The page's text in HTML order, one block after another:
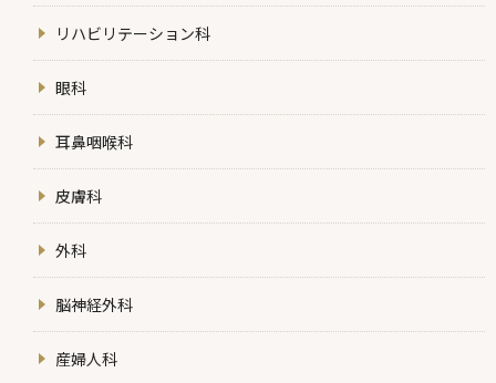
リハビリテーション科
眼科
耳鼻咽喉科
皮膚科
外科
脳神経外科
産婦人科